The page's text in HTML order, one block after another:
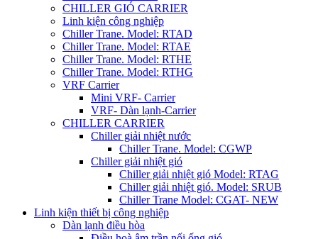
CHILLER GIÓ CARRIER
Linh kiện công nghiệp
Chiller Trane. Model: RTAD
Chiller Trane. Model: RTAE
Chiller Trane. Model: RTHE
Chiller Trane. Model: RTHG
VRF Carrier
Mini VRF- Carrier
VRF- Dàn lạnh-Carrier
CHILLER CARRIER
Chiller giải nhiệt nước
Chiller Trane. Model: CGWP
Chiller giải nhiệt gió
Chiller giải nhiệt gió Model: RTAG
Chiller giải nhiệt gió. Model: SRUB
Chiller Trane Model: CGAT- NEW
Linh kiện thiết bị công nghiệp
Dàn lạnh điều hòa